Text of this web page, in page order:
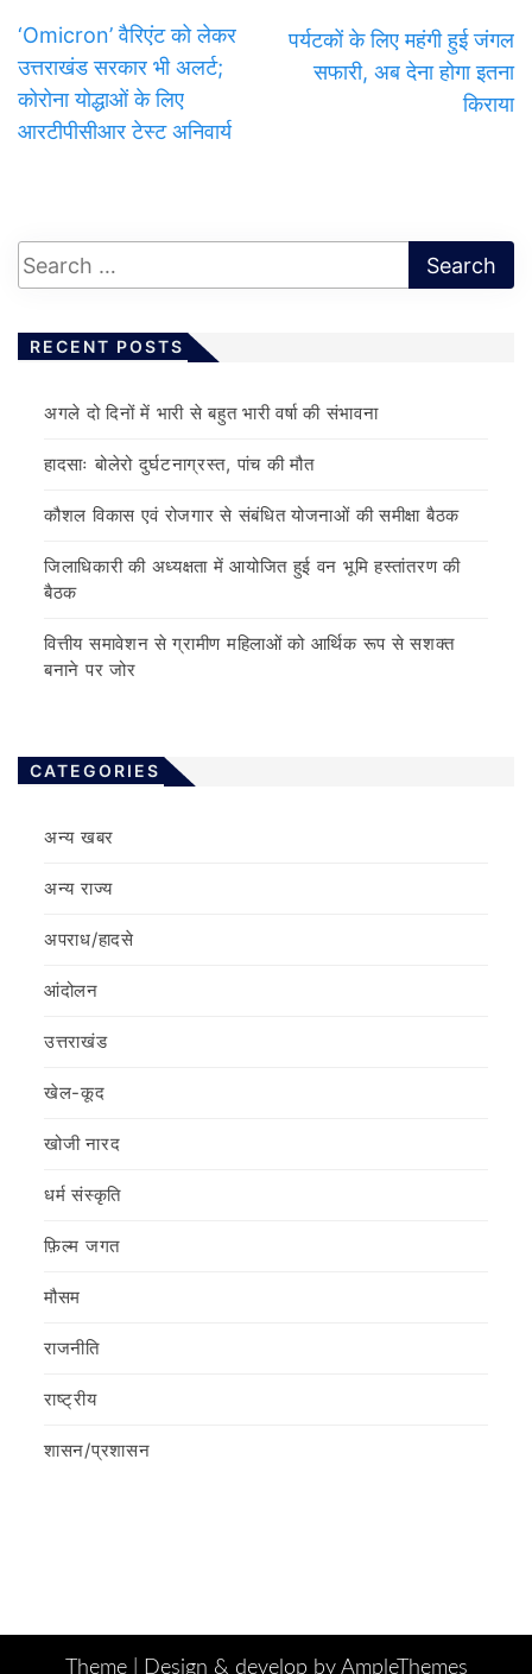
‘Omicron’ वैरिएंट को लेकर
उत्तराखंड सरकार भी अलर्ट;
कोरोना योद्धाओं के लिए
आरटीपीसीआर टेस्ट अनिवार्य
पर्यटकों के लिए महंगी हुई जंगल
सफारी, अब देना होगा इतना
किराया
RECENT POSTS
अगले दो दिनों में भारी से बहुत भारी वर्षा की संभावना
हादसाः बोलेरो दुर्घटनाग्रस्त, पांच की मौत
कौशल विकास एवं रोजगार से संबंधित योजनाओं की समीक्षा बैठक
जिलाधिकारी की अध्यक्षता में आयोजित हुई वन भूमि हस्तांतरण की
बैठक
वित्तीय समावेशन से ग्रामीण महिलाओं को आर्थिक रूप से सशक्त
बनाने पर जोर
CATEGORIES
अन्य खबर
अन्य राज्य
अपराध/हादसे
आंदोलन
उत्तराखंड
खेल-कूद
खोजी नारद
धर्म संस्कृति
फ़िल्‍म जगत
मौसम
राजनीति
राष्ट्रीय
शासन/प्रशासन
Theme | Design & develop by AmpleThemes